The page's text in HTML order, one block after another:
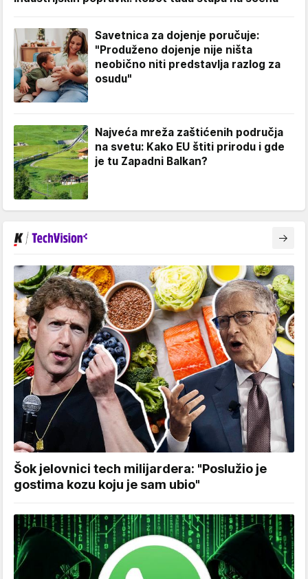
Savetnica za dojenje poručuje:
"Produženo dojenje nije ništa
neobično niti predstavlja razlog za
osudu"
Najveća mreža zaštićenih područja
na svetu: Kako EU štiti prirodu i gde
je tu Zapadni Balkan?
Šok jelovnici tech milijardera: "Poslužio je
gostima kozu koju je sam ubio"